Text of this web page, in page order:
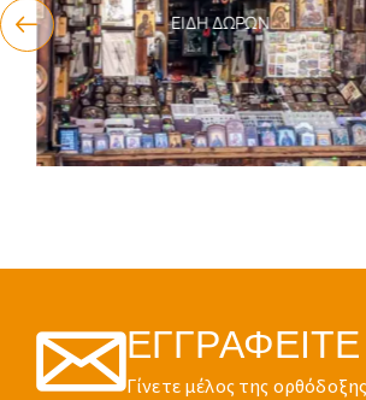
ΕΊΔΗ ΔΏΡΩΝ
ΕΓΓΡΑΦΕΊΤΕ
Γίνετε μέλος της